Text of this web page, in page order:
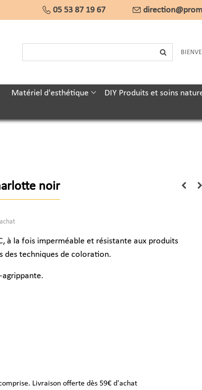
05 53 87 19 67
Matériel d'esthétique DIY Produits et soins
noir
à la fois imperméable et résistante aux produits
des techniques de coloration.
Livraison offerte dès 59€ d'achat